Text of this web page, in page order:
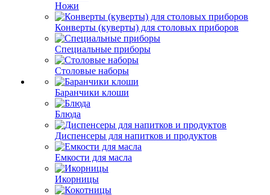
Ножи
Конверты (куверты) для столовых приборов
Специальные приборы
Столовые наборы
Баранчики клоши
Блюда
Диспенсеры для напитков и продуктов
Емкости для масла
Икорницы